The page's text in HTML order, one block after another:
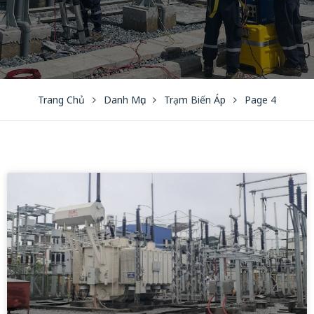
Trang Chủ Danh Mục Trạm Biến Áp Page 4